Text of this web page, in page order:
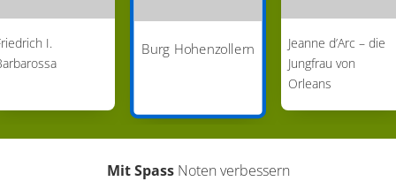
I.
Burg Hohenzollern
Jeanne d’Arc – die
Jungfrau von
Orleans
Mit SpassNoten verbessern